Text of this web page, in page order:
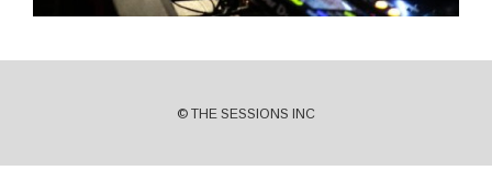
© THE SESSIONS INC